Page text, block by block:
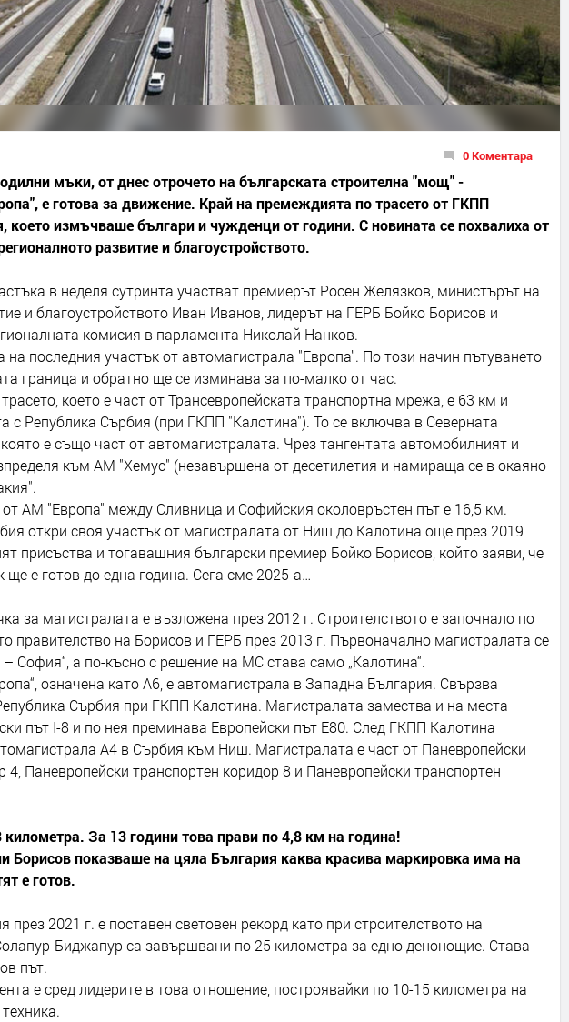
0 Коментара
мъки, от днес отрочето на българската строителна "мощ" -
е готова за движение. Край на премеждията по трасето от ГКПП
което измъчваше българи и чужденци от години. С новината се похвалиха от
развитие и благоустройството.
в неделя сутринта участват премиерът Росен Желязков, министърът на
и благоустройството Иван Иванов, лидерът на ГЕРБ Бойко Борисов и
комисия в парламента Николай Нанков.
на последния участък от автомагистрала "Европа". По този начин пътуването
граница и обратно ще се изминава за по-малко от час.
което е част от Трансевропейската транспортна мрежа, е 63 км и
с Република Сърбия (при ГКПП "Калотина"). То се включва в Северната
е също част от автомагистралата. Чрез тангентата автомобилният и
към АМ "Хемус" (незавършена от десетилетия и намираща се в окаяно
АМ "Европа" между Сливница и Софийския околовръстен път е 16,5 км.
откри своя участък от магистралата от Ниш до Калотина още през 2019
присъства и тогавашния български премиер Бойко Борисов, който заяви, че
ще е готов до една година. Сега сме 2025-а…
за магистралата е възложена през 2012 г. Строителството е започнало по
правителство на Борисов и ГЕРБ през 2013 г. Първоначално магистралата се
– София“, а по-късно с решение на МС става само „Калотина“.
означена като А6, е автомагистрала в Западна България. Свързва
Сърбия при ГКПП Калотина. Магистралата замества и на места
път I-8 и по нея преминава Европейски път Е80. След ГКПП Калотина
А4 в Сърбия към Ниш. Магистралата е част от Паневропейски
4, Паневропейски транспортен коридор 8 и Паневропейски транспортен
километра. За 13 години това прави по 4,8 км на година!
Борисов показваше на цяла България каква красива маркировка има на
е готов.
през 2021 г. е поставен световен рекорд като при строителството на
Биджапур са завършвани по 25 километра за едно денонощие. Става
път.
е сред лидерите в това отношение, построявайки по 10-15 километра на